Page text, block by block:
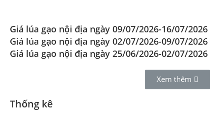
Giá lúa gạo nội địa ngày 09/07/2026-16/07/2026
Giá lúa gạo nội địa ngày 02/07/2026-09/07/2026
Giá lúa gạo nội địa ngày 25/06/2026-02/07/2026
Xem thêm
Thống kê